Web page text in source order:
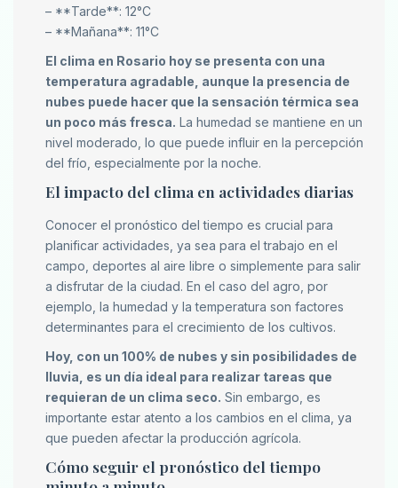
– **Tarde**: 12°C
– **Mañana**: 11°C
El clima en Rosario hoy se presenta con una
temperatura agradable, aunque la presencia de
nubes puede hacer que la sensación térmica sea
un poco más fresca. La humedad se mantiene en un
nivel moderado, lo que puede influir en la percepción
del frío, especialmente por la noche.
El impacto del clima en actividades diarias
Conocer el pronóstico del tiempo es crucial para
planificar actividades, ya sea para el trabajo en el
campo, deportes al aire libre o simplemente para salir
a disfrutar de la ciudad. En el caso del agro, por
ejemplo, la humedad y la temperatura son factores
determinantes para el crecimiento de los cultivos.
Hoy, con un 100% de nubes y sin posibilidades de
lluvia, es un día ideal para realizar tareas que
requieran de un clima seco. Sin embargo, es
importante estar atento a los cambios en el clima, ya
que pueden afectar la producción agrícola.
Cómo seguir el pronóstico del tiempo